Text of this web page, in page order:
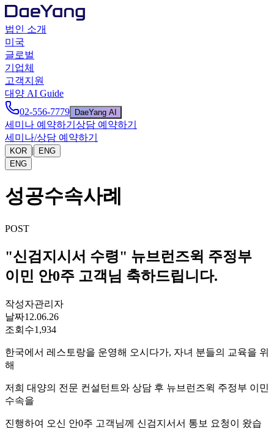
법인 소개
미국
글로벌
기업체
고객지원
대양 AI Guide
02-556-7779
DaeYang AI
세미나 예약하기 상담 예약하기
세미나/상담 예약하기
KOR |
ENG
ENG
성공수속사례
POST
"신검지시서 수령" 뉴브런즈윅 주정부
이민 안0주 고객님 축하드립니다.
작성자관리자
날짜12.06.26
조회수1,934
한국에서 레스토랑을 운영해 오시다가, 자녀 분들의 교육을 위
해
저희 대양의 전문 컨설턴트와 상담 후 뉴브런즈윅 주정부 이민
수속을
진행하여 오신 안0주 고객님께 신검지서서 통보 요청이 왔습